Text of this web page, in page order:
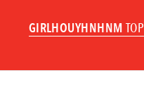
GIRLHOUYHNHNM TOP